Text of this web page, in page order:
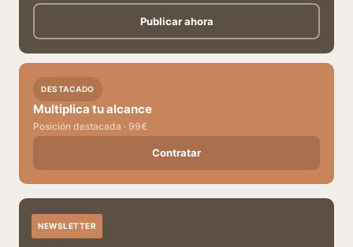
Publicar ahora
DESTACADO
Multiplica tu alcance
Posición destacada · 99€
Contratar
NEWSLETTER